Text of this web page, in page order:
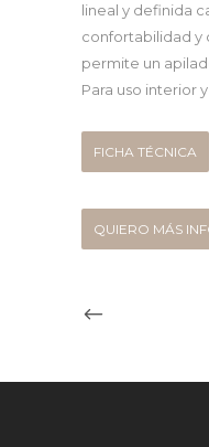
lineal y definida
confortabilidad y
permite un
Para uso interior
FICHA TÉCNICA
QUIERO MÁS